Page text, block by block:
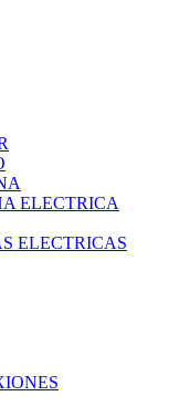
ELECTRICA
ELECTRICAS